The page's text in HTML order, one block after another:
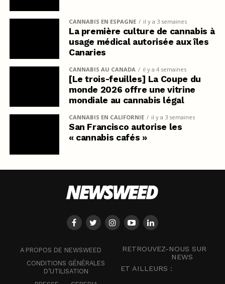
CANNABIS EN ESPAGNE il y a 3 semaines
La première culture de cannabis à
usage médical autorisée aux îles
Canaries
CANNABIS AU CANADA il y a 4 semaines
[Le trois-feuilles] La Coupe du
monde 2026 offre une vitrine
mondiale au cannabis légal
CANNABIS EN CALIFORNIE il y a 3 semaines
San Francisco autorise les
« cannabis cafés »
A PROPOS DE NEWSWEED
CONDITIONS GÉNÉRALES
D’UTILISATION
RETROUVEZ-NOUS SUR
NEWS
ET AILLEURS :